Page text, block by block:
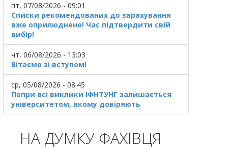
пт, 07/08/2026 - 09:01
Списки рекомендованих до зарахування
вже оприлюднено! Час підтвердити свій
вибір!
чт, 06/08/2026 - 13:03
Вітаємо зі вступом!
ср, 05/08/2026 - 08:45
Попри всі виклики ІФНТУНГ залишається
університетом, якому довіряють
НА ДУМКУ ФАХІВЦЯ